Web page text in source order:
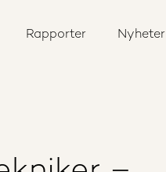
Rapporter Nyheter